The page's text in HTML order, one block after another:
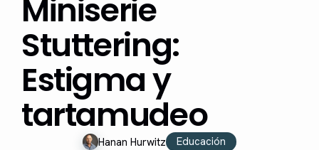
Miniserie
Stuttering:
Estigma y
tartamudeo
Hanan Hurwitz Educación